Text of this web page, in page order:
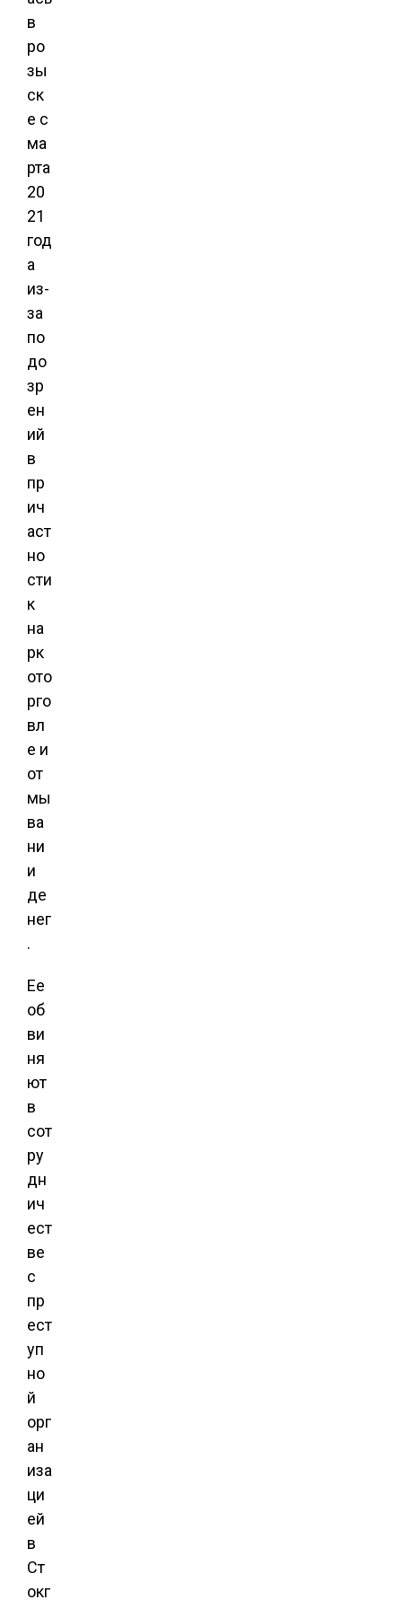
в
ро
зы
ск
е с
ма
рта
20
21
год
а
из-
за
по
до
зр
ен
ий
в
пр
ич
аст
но
сти
к
на
рк
ото
рго
вл
е и
от
мы
ва
ни
и
де
нег
.
Ее
об
ви
ня
ют
в
сот
ру
дн
ич
ест
ве
с
пр
ест
уп
но
й
орг
ан
иза
ци
ей
в
Ст
окг